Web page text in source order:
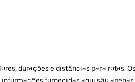
durações e distâncias para rotas.